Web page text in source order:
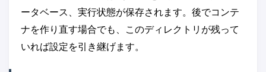
ータベース、実行状態が保存されます。後でコンテ
ナを作り直す場合でも、このディレクトリが残って
いれば設定を引き継げます。